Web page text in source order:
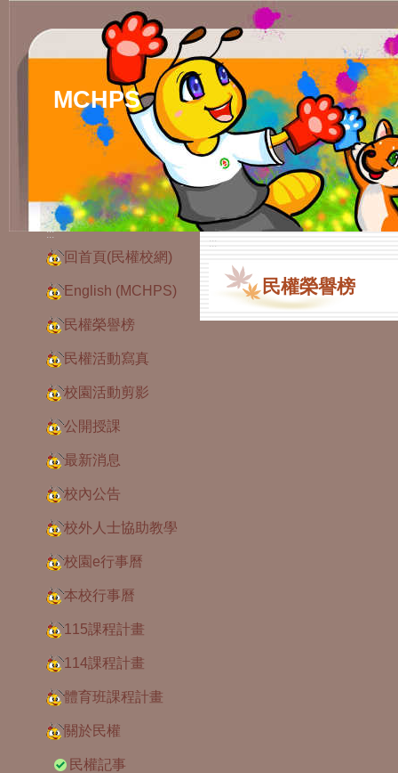
MCHPS
:::
回首頁(民權校網)
English (MCHPS)
民權榮譽榜
民權活動寫真
校園活動剪影
公開授課
最新消息
校內公告
校外人士協助教學
校園e行事曆
本校行事曆
115課程計畫
114課程計畫
體育班課程計畫
關於民權
民權記事
:::
民權榮譽榜